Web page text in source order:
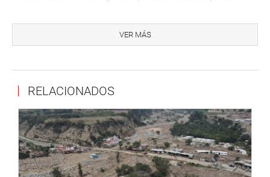
asesinan al pueblo”.
Además, la bancada, en la moción, recalca que los
una falta de planificación y la implementación de
acciones y políticas de inteligencia para contrarrestar
estos execrables actos.
A través de un comunicado, la bancada de Podemos Perú
señaló que el país necesitaba en este momento un
VER MÁS
RELACIONADOS